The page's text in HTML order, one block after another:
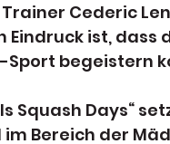
Cederic
Eindruck ist,
begeistern
Squash Days“
im Bereich der